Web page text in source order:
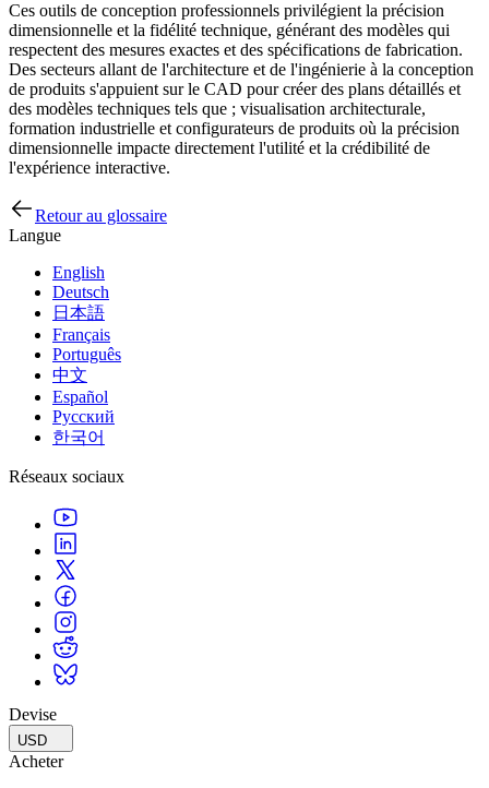
Ces outils de conception professionnels privilégient la précision
dimensionnelle et la fidélité technique, générant des modèles qui
respectent des mesures exactes et des spécifications de fabrication.
Des secteurs allant de l'architecture et de l'ingénierie à la conception
de produits s'appuient sur le CAD pour créer des plans détaillés et
des modèles techniques tels que ; visualisation architecturale,
formation industrielle et configurateurs de produits où la précision
dimensionnelle impacte directement l'utilité et la crédibilité de
l'expérience interactive.
Retour au glossaire
Langue
English
Deutsch
日本語
Français
Português
中文
Español
Русский
한국어
Réseaux sociaux
Devise
USD
Acheter